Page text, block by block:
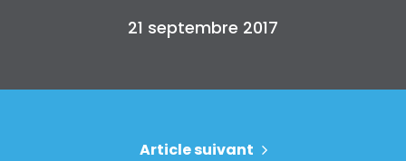
21 septembre 2017
Article suivant